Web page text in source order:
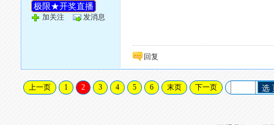
极限★开奖直播
加关注 发消息
回复
上一页 1 2 3 4 5 6 末页 下一页 选